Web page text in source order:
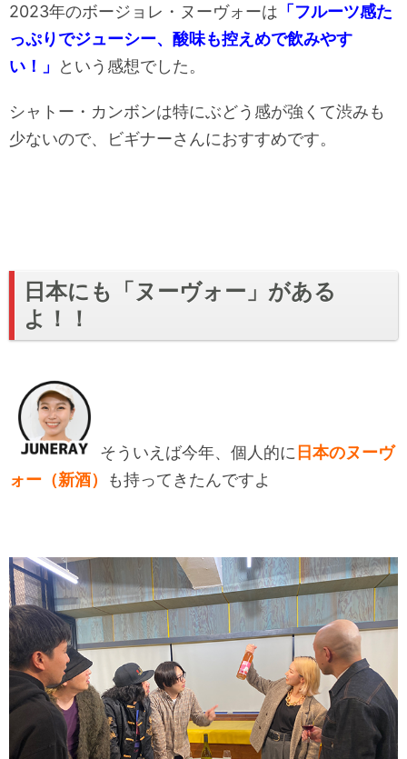
2023年のボージョレ・ヌーヴォーは 「フルーツ感た
っぷりでジューシー、酸味も控えめで飲みやす
い！」
という感想でした。
シャトー・カンボンは特にぶどう感が強くて渋みも
少ないので、ビギナーさんにおすすめです。
日本にも「ヌーヴォー」がある
よ！！
そういえば今年、個人的に 日本のヌーヴ
ォー（新酒）
も持ってきたんですよ